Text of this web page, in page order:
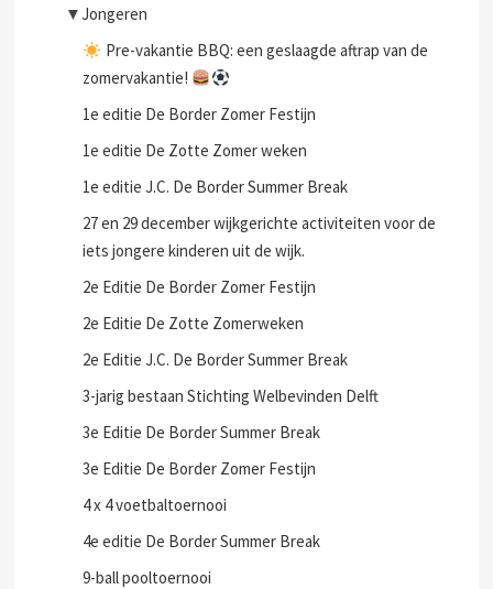
▼Jongeren
Pre-vakantie BBQ: een geslaagde aftrap van de
zomervakantie!
1e editie De Border Zomer Festijn
1e editie De Zotte Zomer weken
1e editie J.C. De Border Summer Break
27 en 29 december wijkgerichte activiteiten voor de
iets jongere kinderen uit de wijk.
2e Editie De Border Zomer Festijn
2e Editie De Zotte Zomerweken
2e Editie J.C. De Border Summer Break
3-jarig bestaan Stichting Welbevinden Delft
3e Editie De Border Summer Break
3e Editie De Border Zomer Festijn
4 x 4 voetbaltoernooi
4e editie De Border Summer Break
9-ball pooltoernooi